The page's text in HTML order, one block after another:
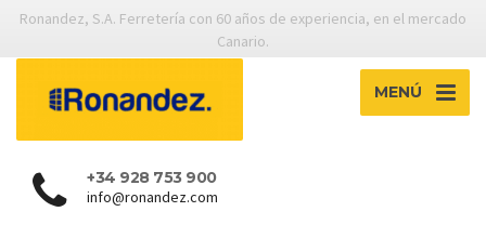
Ronandez, S.A. Ferretería con 60 años de experiencia, en el mercado
Canario.
MENÚ
+34 928 753 900
info@ronandez.com